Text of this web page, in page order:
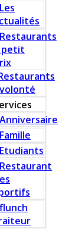
Les
Restaurants
petit
Anniversaire
Famille
Etudiants
Restaurant
flunch